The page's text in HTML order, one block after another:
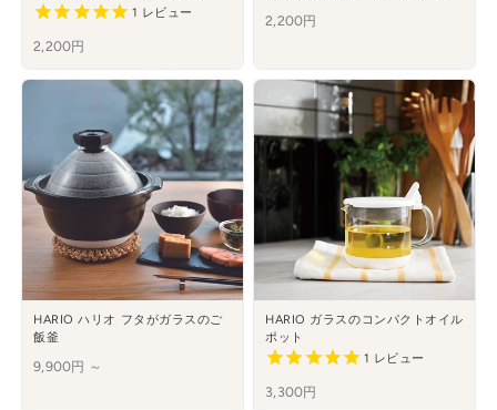
1 レビュー
2,200円
2,200円
HARIO ハリオ フタがガラスのご
飯釜
9,900円 ～
HARIO ガラスのコンパクトオイル
ポット
1 レビュー
3,300円